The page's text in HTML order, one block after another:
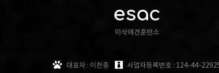
esac
이삭애견훈련소
대표자 : 이찬종
사업자등록번호 : 124-44-